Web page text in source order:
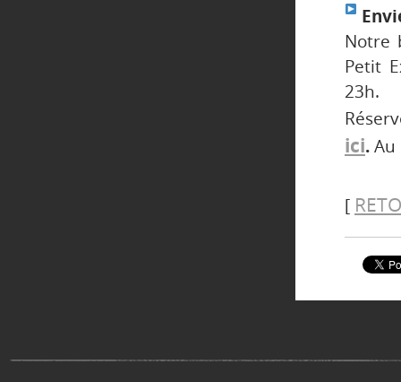
Notre
Petit
23h.
ici.Au
[